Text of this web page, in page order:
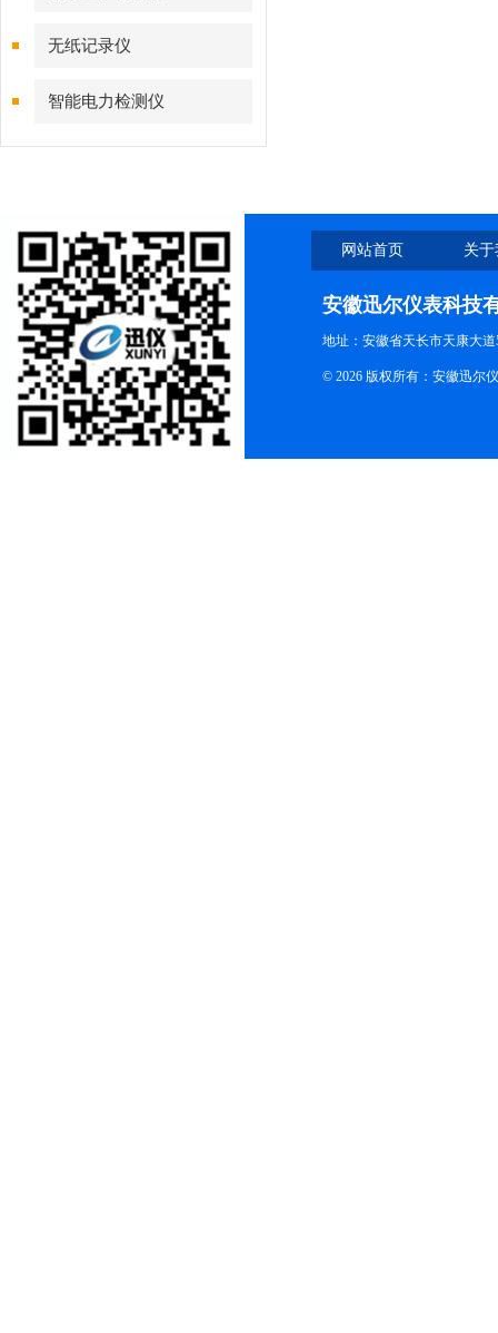
无纸记录仪
智能电力检测仪
网站首页 关
安徽迅尔仪表科技
地址：安徽省天长市天康大道
© 2026 版权所有：安徽迅尔